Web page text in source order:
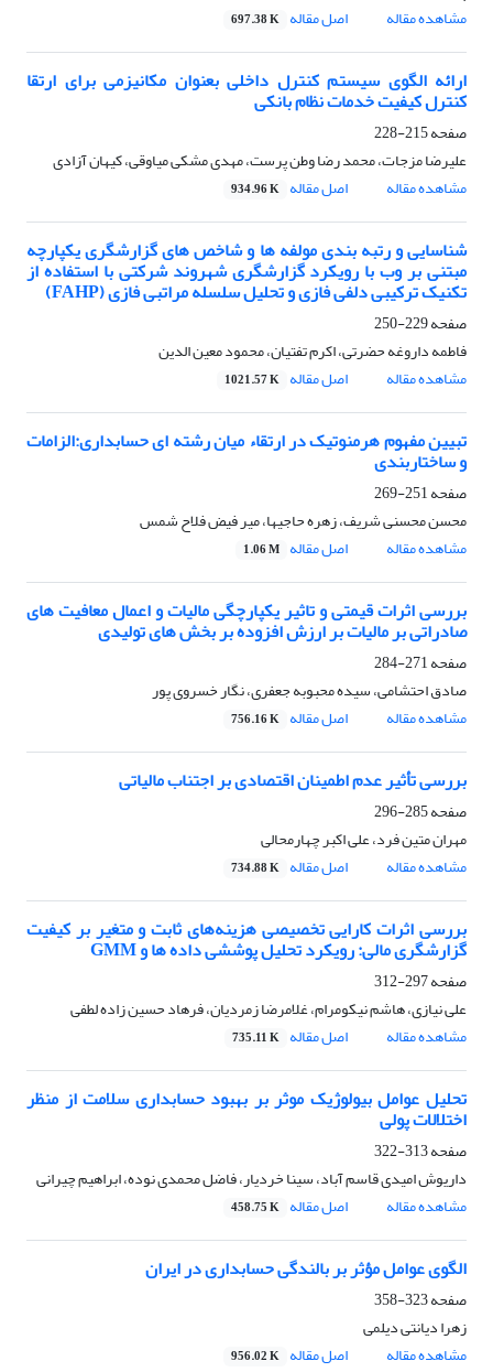
مشاهده مقاله
اصل مقاله 697.38 K
ارائه الگوی سیستم کنترل داخلی بعنوان مکانیزمی برای ارتقا
کنترل کیفیت خدمات نظام بانکی
صفحه215-228
علیرضا مزجات، محمد رضا وطن پرست، مهدی مشکی میاوقی، کیهان آزادی
مشاهده مقاله
اصل مقاله 934.96 K
شناسایی و رتبه بندی مولفه ها و شاخص های گزارشگری یکپارچه
مبتنی بر وب با رویکرد گزارشگری شهروند شرکتی با استفاده از
تکنیک ترکیبی دلفی فازی و تحلیل سلسله مراتبی فازی (FAHP)
صفحه229-250
فاطمه داروغه حضرتی، اکرم تفتیان، محمود معین الدین
مشاهده مقاله
اصل مقاله 1021.57 K
تبیین مفهوم هرمنوتیک در ارتقاء میان رشته ای حسابداری:الزامات
و ساختاربندی
صفحه251-269
محسن محسنی شریف، زهره حاجیها، میر فیض فلاح شمس
مشاهده مقاله
اصل مقاله 1.06 M
بررسی اثرات قیمتی و تاثیر یکپارچگی مالیات و اعمال معافیت های
صادراتی بر مالیات بر ارزش افزوده بر بخش های تولیدی
صفحه271-284
صادق احتشامی، سیده محبوبه جعفری، نگار خسروی پور
مشاهده مقاله
اصل مقاله 756.16 K
بررسی تأثیر عدم اطمینان اقتصادی بر اجتناب مالیاتی
صفحه285-296
مهران متین فرد، علی اکبر چهارمحالی
مشاهده مقاله
اصل مقاله 734.88 K
بررسی اثرات کارایی تخصیصی هزینه‌های ثابت و متغیر بر کیفیت
گزارشگری مالی: رویکرد تحلیل پوششی داده ها و GMM
صفحه297-312
علی نیازی، هاشم نیکومرام، غلامرضا زمردیان، فرهاد حسین زاده لطفی
مشاهده مقاله
اصل مقاله 735.11 K
تحلیل عوامل بیولوژیک موثر بر بهبود حسابداری سلامت از منظر
اختلالات پولی
صفحه313-322
داریوش امیدی قاسم آباد، سینا خردیار، فاضل محمدی نوده، ابراهیم چیرانی
مشاهده مقاله
اصل مقاله 458.75 K
الگوی عوامل مؤثر بر بالندگی حسابداری در ایران
صفحه323-358
زهرا دیانتی دیلمی
مشاهده مقاله
اصل مقاله 956.02 K